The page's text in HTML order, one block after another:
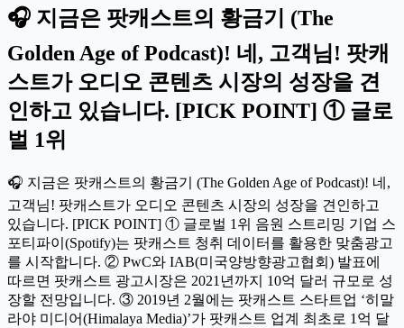
🎧 지금은 팟캐스트의 황금기 (The
Golden Age of Podcast)! 네, 고객님! 팟캐
스트가 오디오 콘텐츠 시장의 성장을 견
인하고 있습니다. [PICK POINT] ① 글로
벌 1위
🎧 지금은 팟캐스트의 황금기 (The Golden Age of Podcast)! 네,
고객님! 팟캐스트가 오디오 콘텐츠 시장의 성장을 견인하고
있습니다. [PICK POINT] ① 글로벌 1위 음원 스트리밍 기업 스
포티파이(Spotify)는 팟캐스트 청취 데이터를 활용한 맞춤광고
를 시작합니다. ② PwC와 IAB(미국양방향광고협회) 발표에
따르면 팟캐스트 광고시장은 2021년까지 10억 달러 규모로 성
장할 전망입니다. ③ 2019년 2월에는 팟캐스트 스타트업 ‘히말
라야 미디어(Himalaya Media)’가 팟캐스트 업계 최초로 1억 달